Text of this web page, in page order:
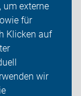
um externe
für
Klicken auf
wir